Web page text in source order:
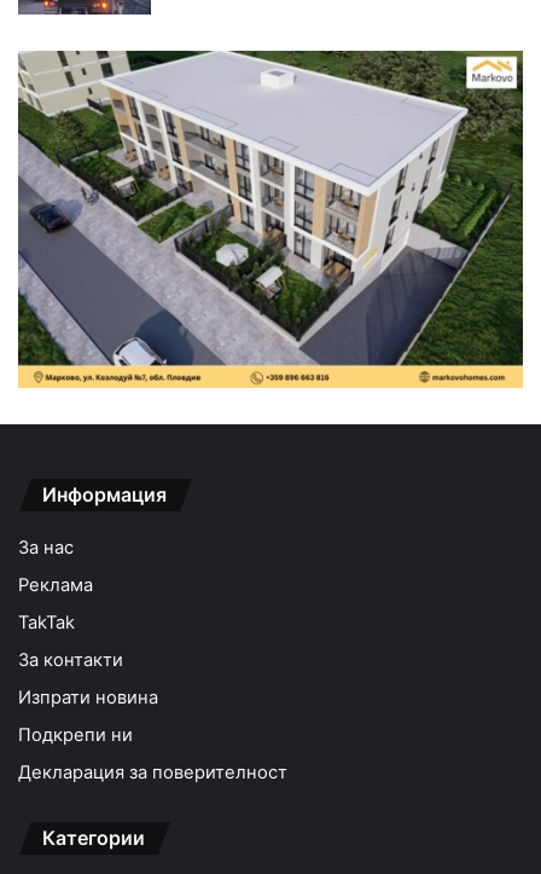
Информация
За нас
Реклама
TakTak
За контакти
Изпрати новина
Подкрепи ни
Декларация за поверителност
Категории